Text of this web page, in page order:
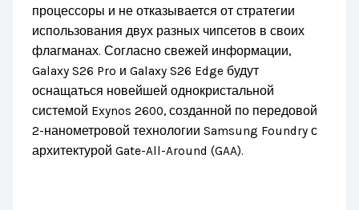
процессоры и не отказывается от стратегии
использования двух разных чипсетов в своих
флагманах. Согласно свежей информации,
Galaxy S26 Pro и Galaxy S26 Edge будут
оснащаться новейшей однокристальной
системой Exynos 2600, созданной по передовой
2-нанометровой технологии Samsung Foundry с
архитектурой Gate-All-Around (GAA).